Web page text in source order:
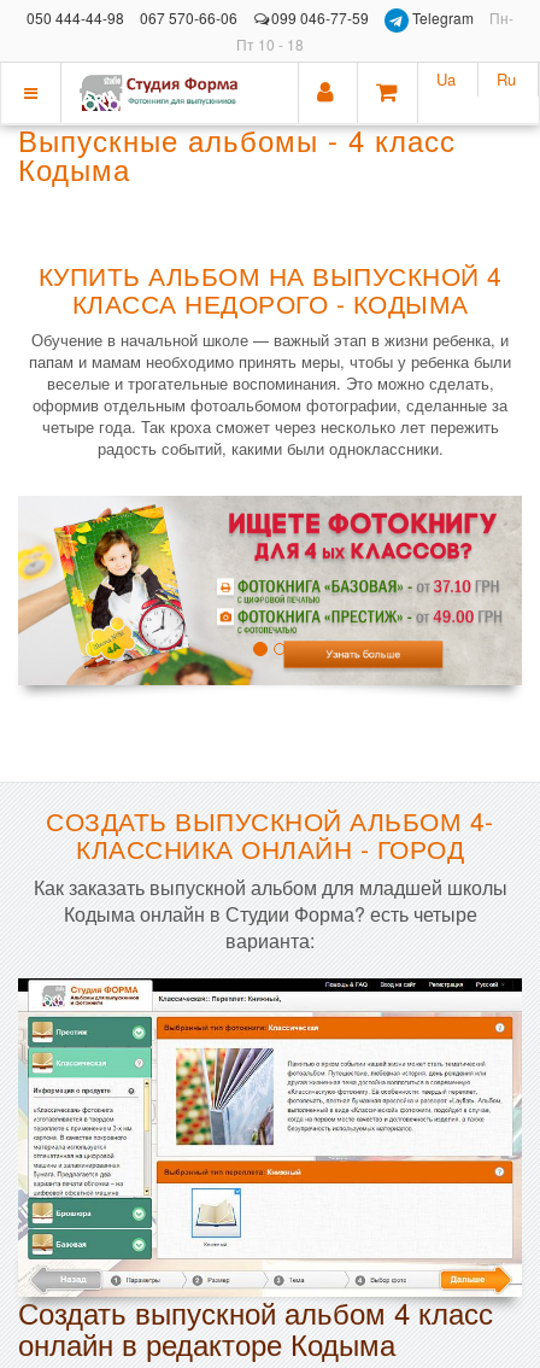
050 444-44-98 067 570-66-06 099 046-77-59 Telegram
Пн-
Пт 10 - 18
Показать
меню
Ua Ru
Выпускные альбомы - 4 класс
Кодыма
КУПИТЬ АЛЬБОМ НА ВЫПУСКНОЙ 4
КЛАССА НЕДОРОГО - КОДЫМА
Обучение в начальной школе — важный этап в жизни ребенка, и
папам и мамам необходимо принять меры, чтобы у ребенка были
веселые и трогательные воспоминания. Это можно сделать,
оформив отдельным фотоальбомом фотографии, сделанные за
четыре года. Так кроха сможет через несколько лет пережить
радость событий, какими были одноклассники.
СОЗДАТЬ ВЫПУСКНОЙ АЛЬБОМ 4-
КЛАССНИКА ОНЛАЙН - ГОРОД
Как заказать выпускной альбом для младшей школы
Кодыма онлайн в Студии Форма? есть четыре
варианта:
Создать выпускной альбом 4 класс
онлайн в редакторе Кодыма